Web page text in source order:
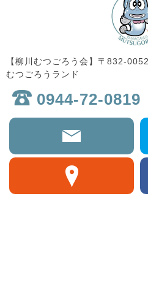
【柳川むつごろう会】〒832-
むつごろうランド
0944-72-0819